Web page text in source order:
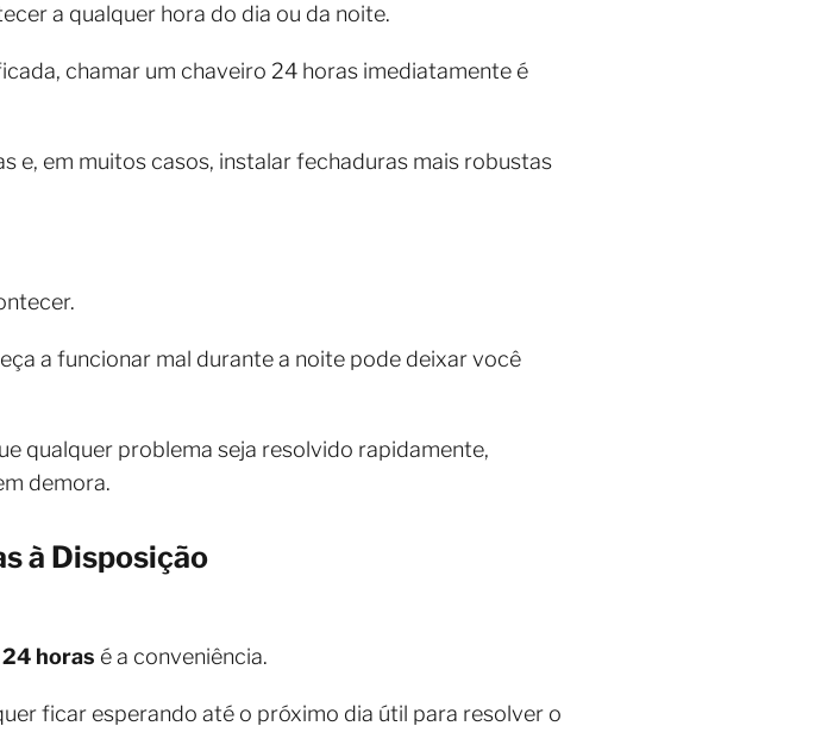
a qualquer hora do dia ou da noite.
chamar um chaveiro 24 horas imediatamente é
e, em muitos casos, instalar fechaduras mais robustas
a funcionar mal durante a noite pode deixar você
qualquer problema seja resolvido rapidamente,
demora.
à Disposição
horas é a conveniência.
ficar esperando até o próximo dia útil para resolver o